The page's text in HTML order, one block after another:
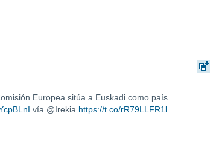
Europea sitúa a Euskadi como país
vía @Irekia https://t.co/rR79LLFR1l